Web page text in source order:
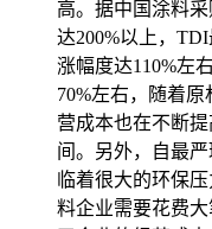
高。据中国涂料
达200%以上，
涨幅度达110%左
70%左右，随着
营成本也在不断
间。另外，自最
临着很大的环保
料企业需要花费